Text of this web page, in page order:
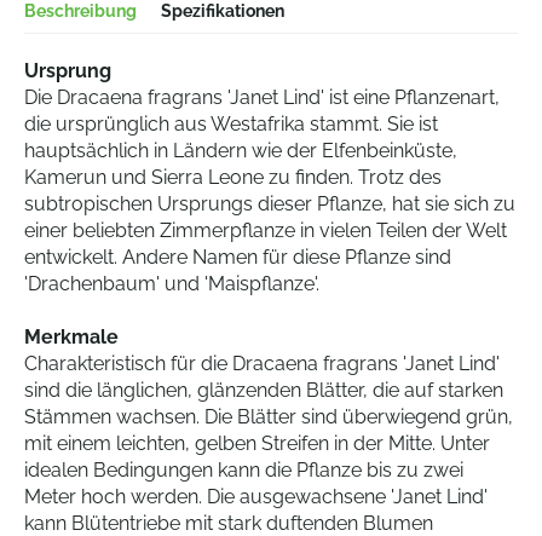
Beschreibung Spezifikationen
Ursprung
Die Dracaena fragrans 'Janet Lind' ist eine Pflanzenart,
die ursprünglich aus Westafrika stammt. Sie ist
hauptsächlich in Ländern wie der Elfenbeinküste,
Kamerun und Sierra Leone zu finden. Trotz des
subtropischen Ursprungs dieser Pflanze, hat sie sich zu
einer beliebten Zimmerpflanze in vielen Teilen der Welt
entwickelt. Andere Namen für diese Pflanze sind
'Drachenbaum' und 'Maispflanze'.
Merkmale
Charakteristisch für die Dracaena fragrans 'Janet Lind'
sind die länglichen, glänzenden Blätter, die auf starken
Stämmen wachsen. Die Blätter sind überwiegend grün,
mit einem leichten, gelben Streifen in der Mitte. Unter
idealen Bedingungen kann die Pflanze bis zu zwei
Meter hoch werden. Die ausgewachsene 'Janet Lind'
kann Blütentriebe mit stark duftenden Blumen